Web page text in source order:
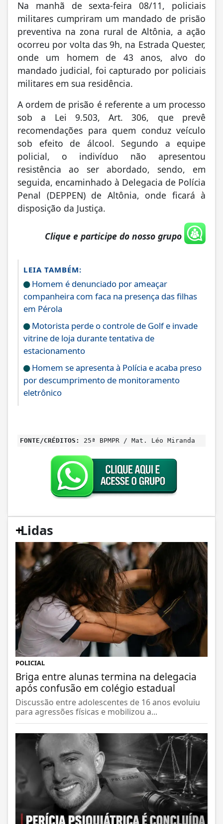
Na manhã de sexta-feira 08/11, policiais
militares cumpriram um mandado de prisão
preventiva na zona rural de Altônia, a ação
ocorreu por volta das 9h, na Estrada Quester,
onde um homem de 43 anos, alvo do
mandado judicial, foi capturado por policiais
militares em sua residência.
A ordem de prisão é referente a um processo
sob a Lei 9.503, Art. 306, que prevê
recomendações para quem conduz veículo
sob efeito de álcool. Segundo a equipe
policial, o indivíduo não apresentou
resistência ao ser abordado, sendo, em
seguida, encaminhado à Delegacia de Polícia
Penal (DEPPEN) de Altônia, onde ficará à
disposição da Justiça.
Clique e participe do nosso grupo
LEIA TAMBÉM:
Homem é denunciado por ameaçar
companheira com faca na presença das filhas
em Pérola
Motorista perde o controle de Golf e invade
vitrine de loja durante tentativa de
estacionamento
Homem se apresenta à Polícia e acaba preso
por descumprimento de monitoramento
eletrônico
FONTE/CRÉDITOS: 25ª BPMPR / Mat. Léo Miranda
+
Lidas
POLICIAL
Briga entre alunas termina na delegacia
após confusão em colégio estadual
Discussão entre adolescentes de 16 anos evoluiu
para agressões físicas e mobilizou a...